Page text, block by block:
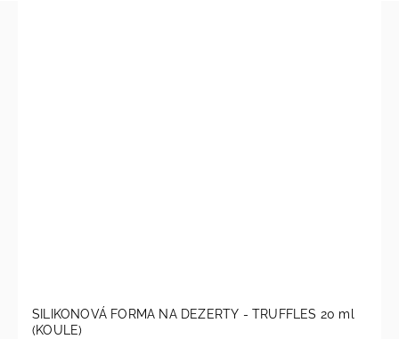
SILIKONOVÁ FORMA NA DEZERTY - TRUFFLES 20 ml
(KOULE)